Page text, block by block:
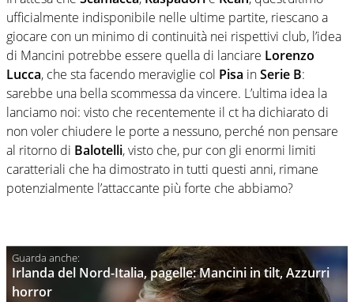
ufficialmente indisponibile nelle ultime partite, riescano a
giocare con un minimo di continuità nei rispettivi club, l’idea
di Mancini potrebbe essere quella di lanciare Lorenzo
Lucca, che sta facendo meraviglie col Pisa inSerie B:
sarebbe una bella scommessa da vincere. L’ultima idea la
lanciamo noi: visto che recentemente il ct ha dichiarato di
non voler chiudere le porte a nessuno, perché non pensare
al ritorno di Balotelli, visto che, pur con gli enormi limiti
caratteriali che ha dimostrato in tutti questi anni, rimane
potenzialmente l’attaccante più forte che abbiamo?
Irlanda del Nord-Italia, pagelle: Mancini in tilt, Azzurri
horror